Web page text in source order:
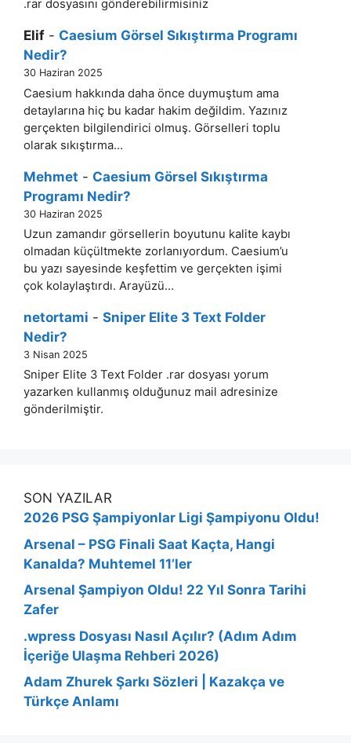
.rar dosyasını gönderebilirmisiniz
Elif - Caesium Görsel Sıkıştırma Programı
Nedir?
30 Haziran 2025
Caesium hakkında daha önce duymuştum ama
detaylarına hiç bu kadar hakim değildim. Yazınız
gerçekten bilgilendirici olmuş. Görselleri toplu
olarak sıkıştırma…
Mehmet - Caesium Görsel Sıkıştırma
Programı Nedir?
30 Haziran 2025
Uzun zamandır görsellerin boyutunu kalite kaybı
olmadan küçültmekte zorlanıyordum. Caesium’u
bu yazı sayesinde keşfettim ve gerçekten işimi
çok kolaylaştırdı. Arayüzü…
netortami - Sniper Elite 3 Text Folder
Nedir?
3 Nisan 2025
Sniper Elite 3 Text Folder .rar dosyası yorum
yazarken kullanmış olduğunuz mail adresinize
gönderilmiştir.
SON YAZILAR
2026 PSG Şampiyonlar Ligi Şampiyonu Oldu!
Arsenal – PSG Finali Saat Kaçta, Hangi
Kanalda? Muhtemel 11’ler
Arsenal Şampiyon Oldu! 22 Yıl Sonra Tarihi
Zafer
.wpress Dosyası Nasıl Açılır? (Adım Adım
İçeriğe Ulaşma Rehberi 2026)
Adam Zhurek Şarkı Sözleri | Kazakça ve
Türkçe Anlamı